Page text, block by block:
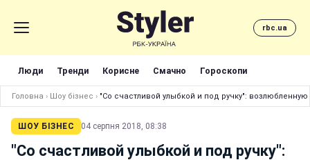
rbc.ua
Люди Тренди Корисне Смачно Гороскопи
Головна › Шоу бізнес › "Со счастливой улыбкой и под ручку":
ШОУ БІЗНЕС 04 серпня 2018, 08:38
"Со счастливой улыбкой и под ручку":